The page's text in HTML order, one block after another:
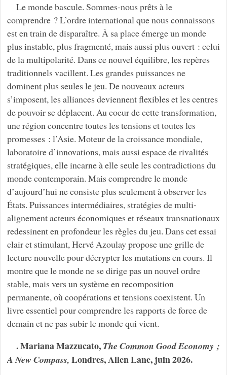
Le monde bascule. Sommes-nous prêts à le
comprendre ? L’ordre international que nous connaissons
est en train de disparaître. À sa place émerge un monde
plus instable, plus fragmenté, mais aussi plus ouvert : celui
de la multipolarité. Dans ce nouvel équilibre, les repères
traditionnels vacillent. Les grandes puissances ne
dominent plus seules le jeu. De nouveaux acteurs
s’imposent, les alliances deviennent flexibles et les centres
de pouvoir se déplacent. Au coeur de cette transformation,
une région concentre toutes les tensions et toutes les
promesses : l’Asie. Moteur de la croissance mondiale,
laboratoire d’innovations, mais aussi espace de rivalités
stratégiques, elle incarne à elle seule les contradictions du
monde contemporain. Mais comprendre le monde
d’aujourd’hui ne consiste plus seulement à observer les
États. Puissances intermédiaires, stratégies de multi-
alignement acteurs économiques et réseaux transnationaux
redessinent en profondeur les règles du jeu. Dans cet essai
clair et stimulant, Hervé Azoulay propose une grille de
lecture nouvelle pour décrypter les mutations en cours. Il
montre que le monde ne se dirige pas un nouvel ordre
stable, mais vers un système en recomposition
permanente, où coopérations et tensions coexistent. Un
livre essentiel pour comprendre les rapports de force de
demain et ne pas subir le monde qui vient.
. Mariana Mazzucato, The Common Good Economy ;
A New Compass, Londres, Allen Lane, juin 2026.